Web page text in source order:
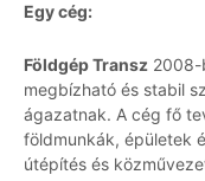
Egy cég:
Földgép Transz 2008-
megbízható és stabil
ágazatnak. A cég fő
földmunkák, épületek
útépítés és